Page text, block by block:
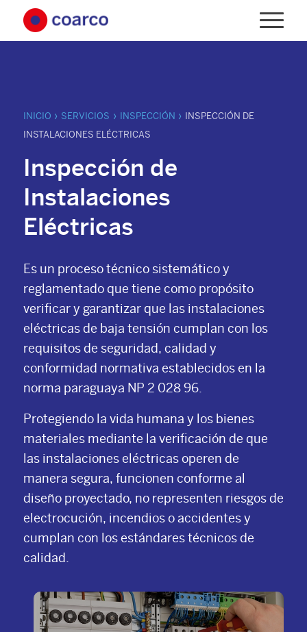
INICIO › SERVICIOS › INSPECCIÓN ›
INSPECCIÓN DE
INSTALACIONES ELÉCTRICAS
Inspección de
Instalaciones
Eléctricas
Es un proceso técnico sistemático y
reglamentado que tiene como propósito
verificar y garantizar que las instalaciones
eléctricas de baja tensión cumplan con los
requisitos de seguridad, calidad y
conformidad normativa establecidos en la
norma paraguaya NP 2 028 96.
Protegiendo la vida humana y los bienes
materiales mediante la verificación de que
las instalaciones eléctricas operen de
manera segura, funcionen conforme al
diseño proyectado, no representen riesgos de
electrocución, incendios o accidentes y
cumplan con los estándares técnicos de
calidad.